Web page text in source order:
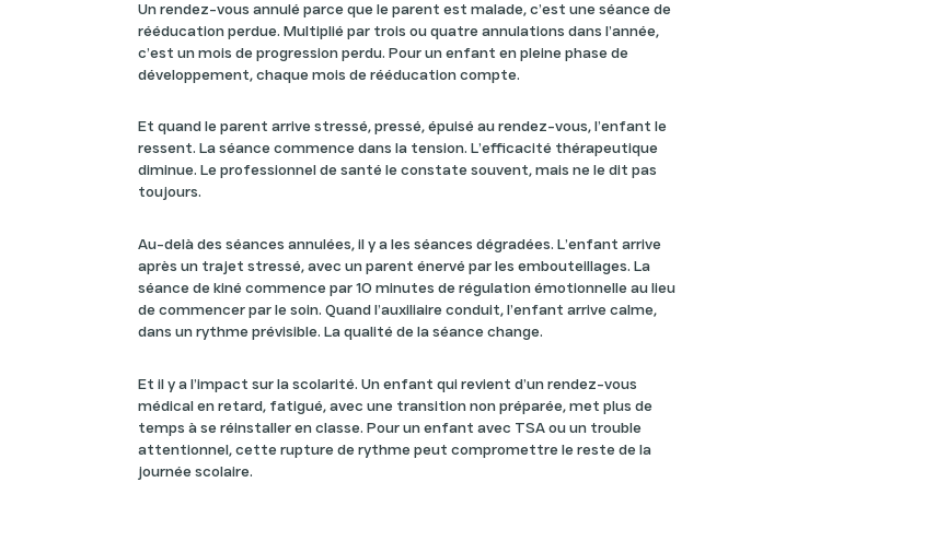
Un rendez-vous annulé parce que le parent est malade, c’est une séance de
rééducation perdue. Multiplié par trois ou quatre annulations dans l’année,
c’est un mois de progression perdu. Pour un enfant en pleine phase de
développement, chaque mois de rééducation compte.
Et quand le parent arrive stressé, pressé, épuisé au rendez-vous, l’enfant le
ressent. La séance commence dans la tension. L’efficacité thérapeutique
diminue. Le professionnel de santé le constate souvent, mais ne le dit pas
toujours.
Au-delà des séances annulées, il y a les séances dégradées. L’enfant arrive
après un trajet stressé, avec un parent énervé par les embouteillages. La
séance de kiné commence par 10 minutes de régulation émotionnelle au lieu
de commencer par le soin. Quand l’auxiliaire conduit, l’enfant arrive calme,
dans un rythme prévisible. La qualité de la séance change.
Et il y a l’impact sur la scolarité. Un enfant qui revient d’un rendez-vous
médical en retard, fatigué, avec une transition non préparée, met plus de
temps à se réinstaller en classe. Pour un enfant avec TSA ou un trouble
attentionnel, cette rupture de rythme peut compromettre le reste de la
journée scolaire.